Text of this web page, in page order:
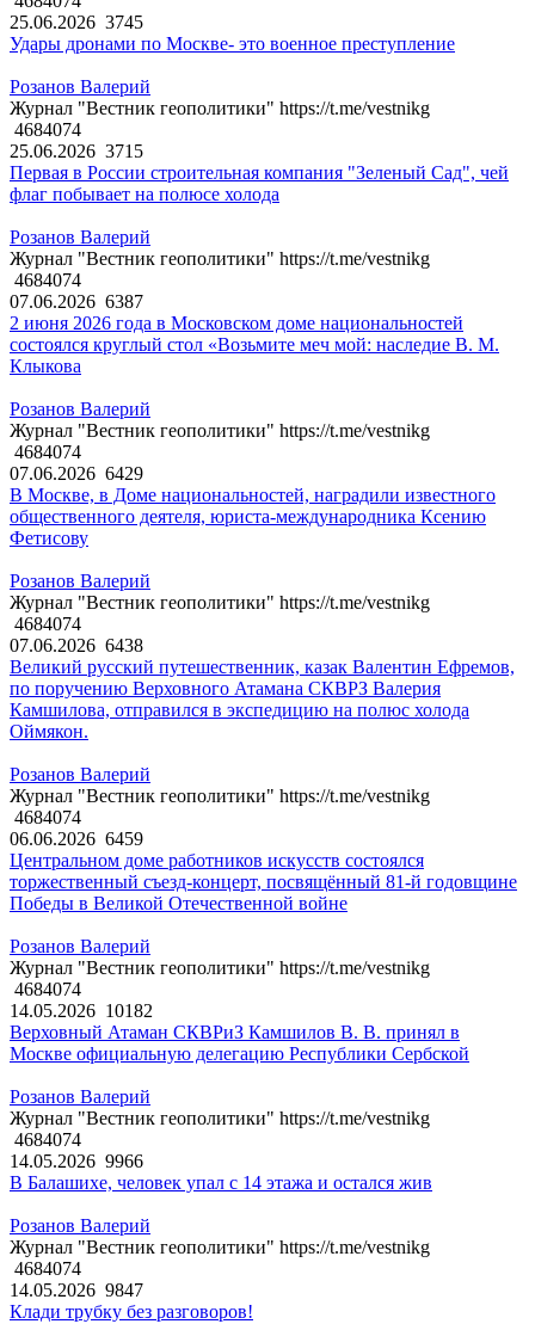
25.06.2026 3745
Удары дронами по Москве- это военное преступление
Розанов Валерий
Журнал "Вестник геополитики" https://t.me/vestnikg
4684074
25.06.2026 3715
Первая в России строительная компания "Зеленый Сад", чей
флаг побывает на полюсе холода
Розанов Валерий
Журнал "Вестник геополитики" https://t.me/vestnikg
4684074
07.06.2026 6387
2 июня 2026 года в Московском доме национальностей
состоялся круглый стол «Возьмите меч мой: наследие В. М.
Клыкова
Розанов Валерий
Журнал "Вестник геополитики" https://t.me/vestnikg
4684074
07.06.2026 6429
В Москве, в Доме национальностей, наградили известного
общественного деятеля, юриста-международника Ксению
Фетисову
Розанов Валерий
Журнал "Вестник геополитики" https://t.me/vestnikg
4684074
07.06.2026 6438
Великий русский путешественник, казак Валентин Ефремов,
по поручению Верховного Атамана СКВРЗ Валерия
Камшилова, отправился в экспедицию на полюс холода
Оймякон.
Розанов Валерий
Журнал "Вестник геополитики" https://t.me/vestnikg
4684074
06.06.2026 6459
Центральном доме работников искусств состоялся
торжественный съезд-концерт, посвящённый 81-й годовщине
Победы в Великой Отечественной войне
Розанов Валерий
Журнал "Вестник геополитики" https://t.me/vestnikg
4684074
14.05.2026 10182
Верховный Атаман СКВРиЗ Камшилов В. В. принял в
Москве официальную делегацию Республики Сербской
Розанов Валерий
Журнал "Вестник геополитики" https://t.me/vestnikg
4684074
14.05.2026 9966
В Балашихе, человек упал с 14 этажа и остался жив
Розанов Валерий
Журнал "Вестник геополитики" https://t.me/vestnikg
4684074
14.05.2026 9847
Клади трубку без разговоров!